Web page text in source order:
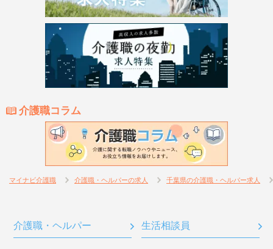
介護職コラム
マイナビ介護職 介護職・ヘルパーの求人 千葉県の介護職・ヘルパー求人
介護職・ヘルパー 生活相談員